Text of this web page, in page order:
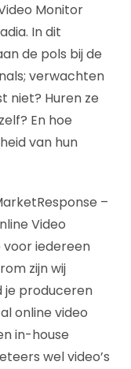
Monitor
In dit
de pols bij de
verwachten
niet? Huren ze
En hoe
van hun
–
Video
voor iedereen
zijn wij
je produceren
online video
in-house
wel video’s